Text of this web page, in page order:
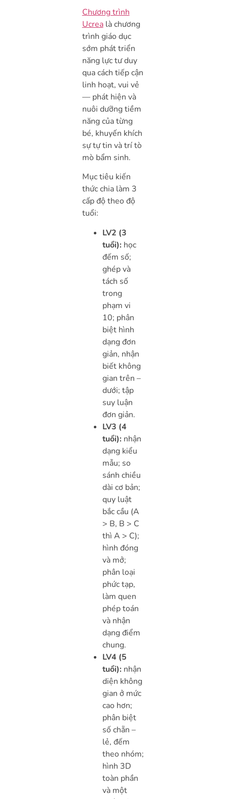
Chương trình
Ucrealà chương
trình giáo dục
sớm phát triển
năng lực tư duy
qua cách tiếp cận
linh hoạt, vui vẻ
— phát hiện và
nuôi dưỡng tiềm
năng của từng
bé, khuyến khích
sự tự tin và trí tò
mò bẩm sinh.
Mục tiêu kiến
thức chia làm 3
cấp độ theo độ
tuổi:
LV2 (3
tuổi): học
đếm số;
ghép và
tách số
trong
phạm vi
10; phân
biệt hình
dạng đơn
giản, nhận
biết không
gian trên –
dưới; tập
suy luận
đơn giản.
LV3 (4
tuổi):nhận
dạng kiểu
mẫu; so
sánh chiều
dài cơ bản;
quy luật
bắc cầu (A
> B, B > C
thì A > C);
hình đóng
và mở;
phân loại
phức tạp,
làm quen
phép toán
và nhận
dạng điểm
chung.
LV4 (5
tuổi):nhận
diện không
gian ở mức
cao hơn;
phân biệt
số chẵn –
lẻ, đếm
theo nhóm;
hình 3D
toàn phần
và một